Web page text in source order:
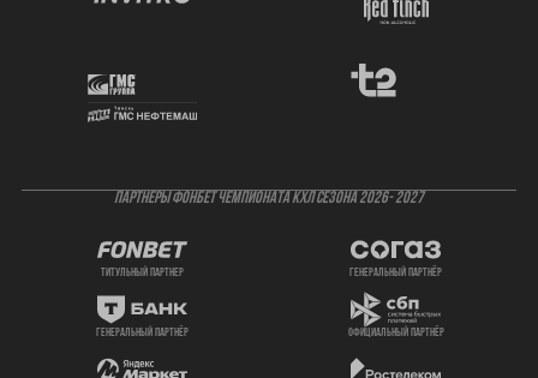
ПАРТНЕРЫ ФОНБЕТ ЧЕМПИОНАТА КХЛ СЕЗОНА 2026- 2027
титульный партнер генеральный партнёр
генеральный партнёр официальный партнёр